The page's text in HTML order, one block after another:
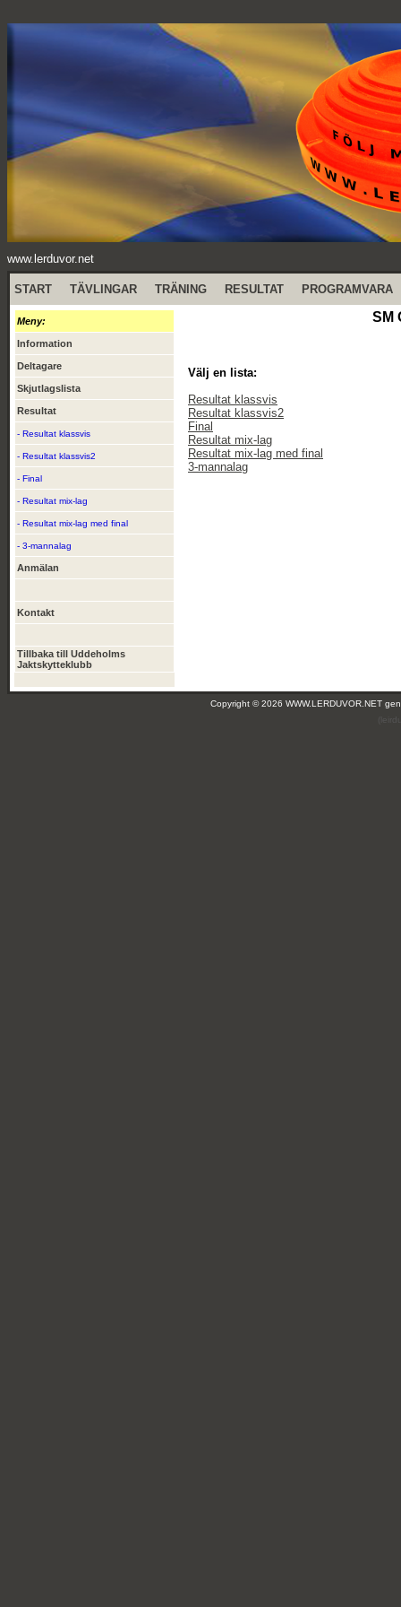
www.lerduvor.net
START TÄVLINGAR TRÄNING RESULTAT PROGRAMVARA
Meny:
Information
Deltagare
Skjutlagslista
Resultat
- Resultat klassvis
- Resultat klassvis2
- Final
- Resultat mix-lag
- Resultat mix-lag med final
- 3-mannalag
Anmälan
Kontakt
Tillbaka till Uddeholms
Jaktskytteklubb
SM
Välj en lista:
Resultat klassvis
Resultat klassvis2
Final
Resultat mix-lag
Resultat mix-lag med final
3-mannalag
Copyright © 2026 WWW.LERDUVOR.NET